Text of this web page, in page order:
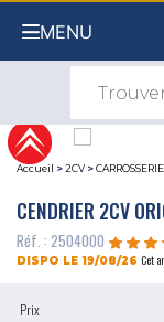
MENU
Accueil >2CV >CARROSSERIE
CENDRIER 2CV
Réf. : 2504000
DISPO LE 19/08/26 Cet
Prix